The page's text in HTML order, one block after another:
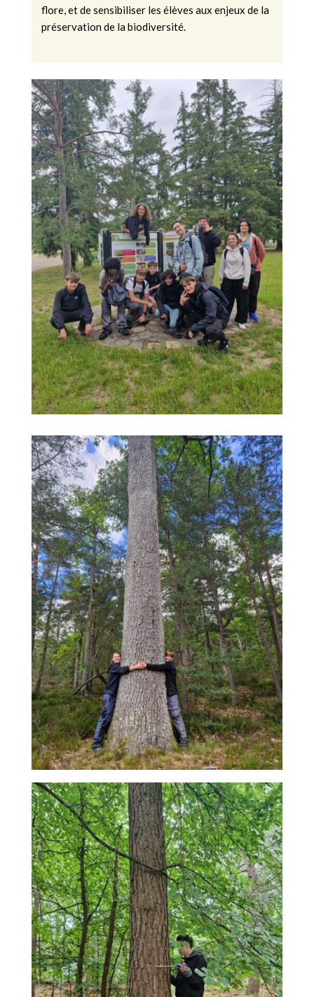
flore, et de sensibiliser les élèves aux enjeux de la
préservation de la biodiversité.